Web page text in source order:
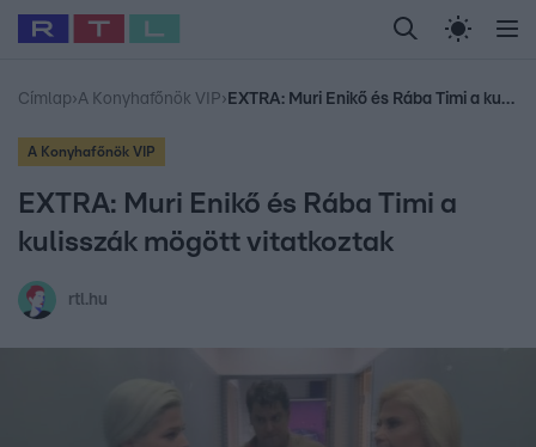
Legfrissebb RTL Híradó Randi Celeb vagyok,
Sebestyén Balázs Gudel Takács Gábor
Címlap›A Konyhafőnök VIP› EXTRA: Muri Enikő és Rába Timi a kulisszák mögött vitatkoztak
A Konyhafőnök VIP
EXTRA: Muri Enikő és Rába Timi a
kulisszák mögött vitatkoztak
rtl.hu